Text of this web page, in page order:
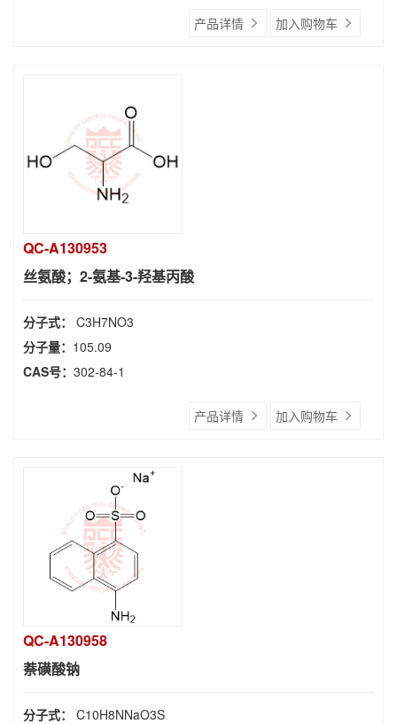
产品详情 加入购物车
QC-A130953
丝氨酸；2-氨基-3-羟基丙酸
分子式： C3H7NO3
分子量： 105.09
CAS号： 302-84-1
产品详情 加入购物车
QC-A130958
萘磺酸钠
分子式： C10H8NNaO3S